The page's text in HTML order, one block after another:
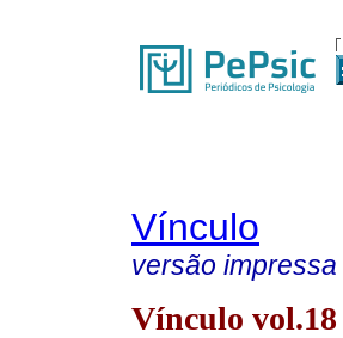
Vínculo
versão impressa
Vínculo vol.18